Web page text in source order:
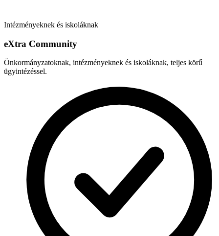
Intézményeknek és iskoláknak
eXtra Community
Önkormányzatoknak, intézményeknek és iskoláknak, teljes körű
ügyintézéssel.